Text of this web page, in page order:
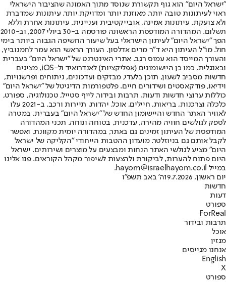
"ישראל היום" הוא גוף תקשורת שנוסד מתוך האמונה שהציבור הישראלי
ראוי לעיתונות טובה יותר, מאוזנת יותר ומדויקת יותר. עיתונות שמדברת
ולא צועקת. עיתונות אמינה, אובייקטיבית ועניינית. עיתונות אחרת וללא
תשלום. המהדורה המודפסת הראשונה פורסמה ב-30 ביולי 2007, וב-2010
הפך "ישראל היום" לעיתון הישראלי בעל שיעור החשיפה הגבוה ביותר בימי
חול. מו"ל העיתון היא ד"ר מרים אדלסון. העורך הראשי הוא עמר לחמנוביץ,
והעורך המייסד הוא עמוס רגב. אתרי האינטרנט של "ישראל היום" בעברית
ובאנגלית, כמו כן היישומונים (אפליקציות) לאנדרואיד ול-iOS, מציגים
חדשות מסביב לשעון, תוכן בלעדי, מבזקים ועדכונים, ניתוחים ופרשנויות,
וידיאו, פודקאסטים ושידורים חיים. פלטפורמות הדיגיטל של "ישראל היום"
כוללות ערוצי חדשות ודעות, תרבות ובידור, לייף סטייל, טכנולוגיה, ספורט,
כלכלה וצרכנות, בריאות, חיילים, אוכל, יהדות, תיירות ורכב. ב-2021 עלו
לאוויר האתר החדש והיישומון החדש של "ישראל היום" בעברית, במטרה
לספק לגולשים חוויה מהירה, עדכנית, בטוחה ונוחה. תכני המהדורה
המודפסת של העיתון זמינים גם באתר, במהדורה יומית מקוונת, ואפשר
לקבל אותם גם בניוזלטר. מועדון ההטבות הייחודי "הקליקה של ישראל
היום" מציע לגולשי האתר הנחות ומבצעים על מוצרים ושירותים. ישראל
היום פתוח להערות, לביקורת ולהצעות לשיפור מקהל הקוראים. פנו אלינו
במייל hayom@israelhayom.co.il.
יום ראשון, 19.7.2026
ה' באב תשפ"ו
חדשות
דעות
ספורט
ForReal
תרבות ובידור
אוכל
מגזין
אנחנו מגייסים
English
X
ספורט